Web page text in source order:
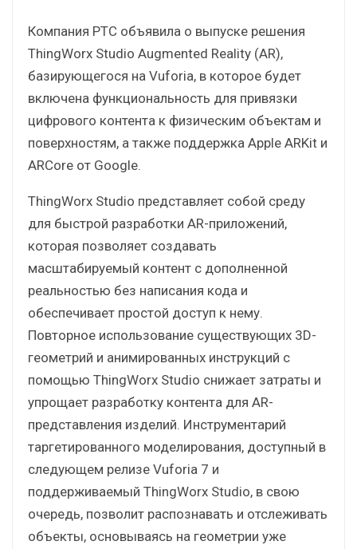
Компания PTC объявила о выпуске решения
ThingWorx Studio Augmented Reality (AR),
базирующегося на Vuforia, в которое будет
включена функциональность для привязки
цифрового контента к физическим объектам и
поверхностям, а также поддержка Apple ARKit и
ARCore от Google.
ThingWorx Studio представляет собой среду
для быстрой разработки AR-приложений,
которая позволяет создавать
масштабируемый контент с дополненной
реальностью без написания кода и
обеспечивает простой доступ к нему.
Повторное использование существующих 3D-
геометрий и анимированных инструкций с
помощью ThingWorx Studio снижает затраты и
упрощает разработку контента для AR-
представления изделий. Инструментарий
таргетированного моделирования, доступный в
следующем релизе Vuforia 7 и
поддерживаемый ThingWorx Studio, в свою
очередь, позволит распознавать и отслеживать
объекты, основываясь на геометрии уже